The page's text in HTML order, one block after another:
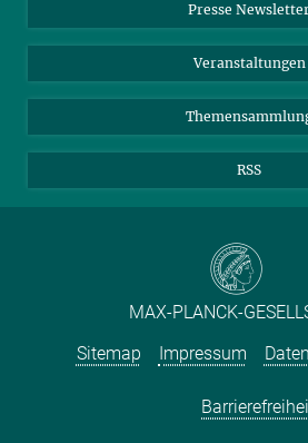
TikTok
YouTube
Presse
Veranstaltungen
RSS
MAX-PLANCK-
Sitemap
Impressum